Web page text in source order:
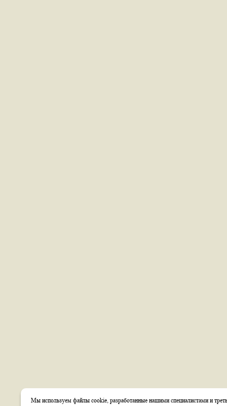
Мы используем файлы cookie, разработанные нашими специалистами и